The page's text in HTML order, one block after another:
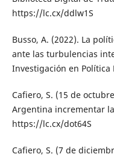
https://lc.cx/ddlw1S
Busso, A. (2022). La
ante las turbulencias
Investigación en Política
Cafiero, S. (15 de
Argentina incrementar
https://lc.cx/dot64S
Cafiero, S. (7 de